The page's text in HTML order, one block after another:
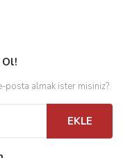
posta almak ister misiniz?
EKLE